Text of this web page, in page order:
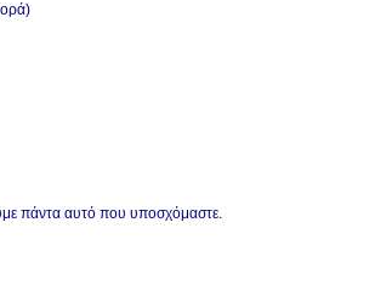
πάντα αυτό που υποσχόμαστε.